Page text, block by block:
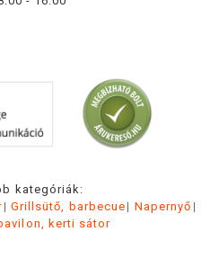
kategóriák:
Grillsütő, barbecue
Napernyő
kerti sátor